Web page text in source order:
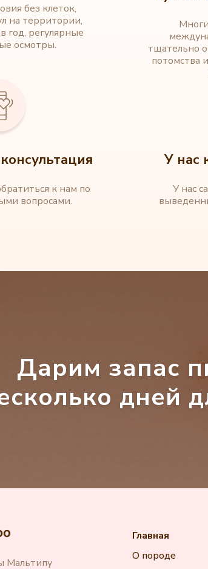
без клеток,
на территории,
год, регулярные
осмотры.
тщательно
потомства
к нам по
вопросами.
У нас
У нас
Дарим запас
дней
Мальтипу
Главная
О породе